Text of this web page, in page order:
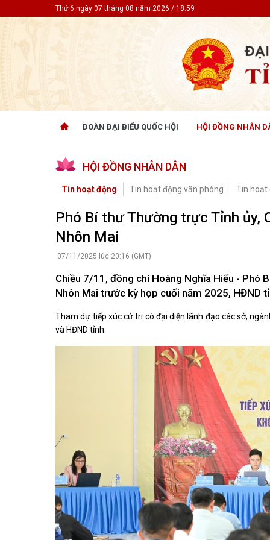
Thứ 6 ngày 07 tháng 08 năm 2026 / 18:59
ĐOÀN ĐẠI BIỂU QUỐC HỘI HỘI ĐỒNG NHÂN
Tin hoạt động
Tài liệu giám sát, khảo sát
Tin
Tài liệu
CỬ TRI QUAN TÂM
Kiến nghị của cử tri với Đoàn ĐBQH tỉnh
Kiến nghị của cử tri với HĐND tỉnh
Thông báo chuyển đơn
Văn bản tổng hợp trả lời KNCT
Chủ trương, chính sách mới
Góp ý
NGHIÊN CỨU - TRAO ĐỔI
NON
Miền di
Non
Thương
Du lịch
giải
Ảnh
CUỘC SỐNG THƯỜNG NGÀY
Cuộc sống thường ngày
Quảng
HỘI ĐỒNG NHÂN DÂN
Tin hoạt động Tin hoạt động văn phòng Tin hoạt
Phó Bí thư Thường trực Tỉnh ủy,
Nhôn Mai
07/11/2025 lúc 20:16 (GMT)
Chiều 7/11, đồng chí Hoàng Nghĩa Hiếu - Phó
Nhôn Mai trước kỳ họp cuối năm 2025, HĐND
Tham dự tiếp xúc cử tri có đại diện lãnh đạo các sở,
và HĐND tỉnh.